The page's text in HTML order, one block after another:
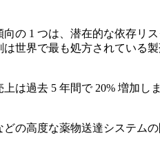
の 1 つは、潜在的な依存リ
世界で最も処方されている
は過去 5 年間で 20% 増加
の高度な薬物送達システム